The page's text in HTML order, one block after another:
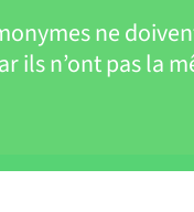
ne
ils n’ont pas la